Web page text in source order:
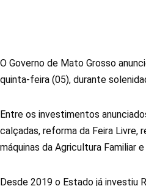
O Governo de Mato Grosso
quinta-feira (05), durante
Entre os investimentos
calçadas, reforma da Feira Livre,
máquinas da Agricultura
Desde 2019 o Estado já investiu